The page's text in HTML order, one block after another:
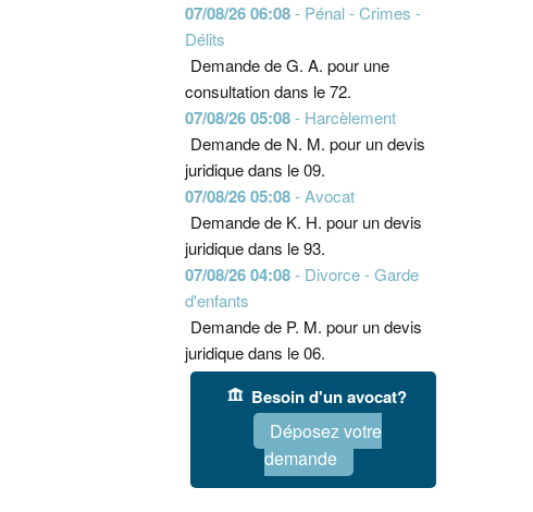
07/08/26 06:08- Pénal - Crimes -
Délits
Demande de G. A. pour une
consultation dans le 72.
07/08/26 05:08- Harcèlement
Demande de N. M. pour un devis
juridique dans le 09.
07/08/26 05:08- Avocat
Demande de K. H. pour un devis
juridique dans le 93.
07/08/26 04:08- Divorce - Garde
d'enfants
Demande de P. M. pour un devis
juridique dans le 06.
Besoin d'un avocat?
Déposez votre
demande